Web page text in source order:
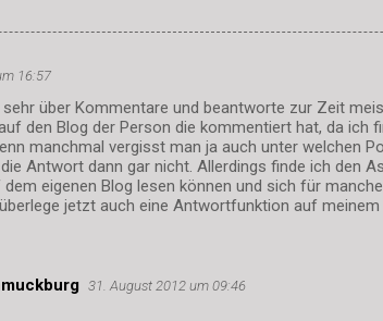
16:57
über Kommentare und beantworte zur Zeit
den Blog der Person die kommentiert hat, da ich
manchmal vergisst man ja auch unter welchen
Antwort dann gar nicht. Allerdings finde ich den
eigenen Blog lesen können und sich für
jetzt auch eine Antwortfunktion auf meinem
31. August 2012 um 09:46